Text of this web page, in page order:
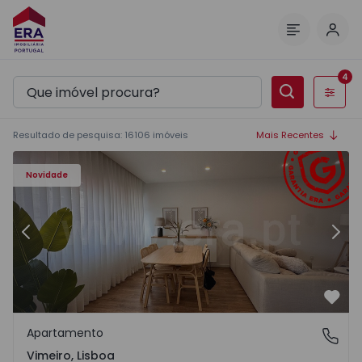
Filtros
4
Resultado de pesquisa: 16106 imóveis Mais Recentes
Novidade
Apartamento T1 Lourinhã, Vimeiro - 1575406 - 1
Anterior
Vimeiro, Lisboa
Apartamento
Vimeiro, Lisboa